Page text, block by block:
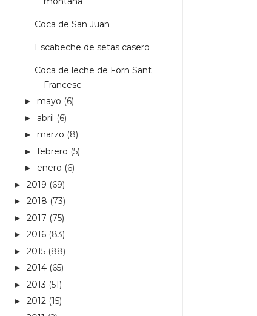
Coca de San Juan
Escabeche de setas casero
Coca de leche de Forn Sant
Francesc
► mayo (6)
► abril (6)
► marzo (8)
► febrero (5)
► enero (6)
► 2019 (69)
► 2018 (73)
► 2017 (75)
► 2016 (83)
► 2015 (88)
► 2014 (65)
► 2013 (51)
► 2012 (15)